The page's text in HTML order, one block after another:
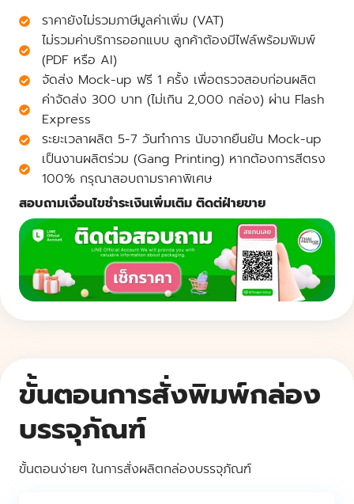
ราคายังไม่รวมภาษีมูลค่าเพิ่ม (VAT)
ไม่รวมค่าบริการออกแบบ ลูกค้าต้องมีไฟล์พร้อมพิมพ์
(PDF หรือ AI)
จัดส่ง Mock-up ฟรี 1 ครั้ง เพื่อตรวจสอบก่อนผลิต
ค่าจัดส่ง 300 บาท (ไม่เกิน 2,000 กล่อง) ผ่าน Flash
Express
ระยะเวลาผลิต 5-7 วันทำการ นับจากยืนยัน Mock-up
เป็นงานผลิตร่วม (Gang Printing) หากต้องการสีตรง
100% กรุณาสอบถามราคาพิเศษ
สอบถามเงื่อนไขชำระเงินเพิ่มเติม ติดต่ฝ่ายขาย
ขั้นตอนการสั่งพิมพ์กล่อง
บรรจุภัณฑ์
ขั้นตอนง่ายๆ ในการสั่งผลิตกล่องบรรจุภัณฑ์